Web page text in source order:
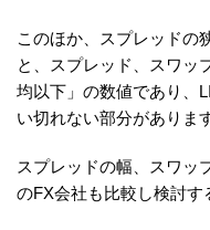
このほか、スプレッドの
と、スプレッド、スワッ
均以下」の数値であり、
い切れない部分があります
スプレッドの幅、スワッ
のFX会社も比較し検討す